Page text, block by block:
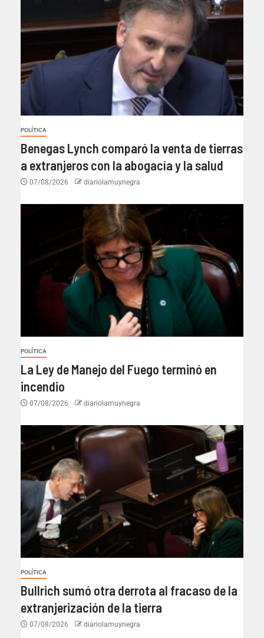
POLÍTICA
Benegas Lynch comparó la venta de tierras
a extranjeros con la abogacía y la salud
07/08/2026 diariolamuynegra
POLÍTICA
La Ley de Manejo del Fuego terminó en
incendio
07/08/2026 diariolamuynegra
POLÍTICA
Bullrich sumó otra derrota al fracaso de la
extranjerización de la tierra
07/08/2026 diariolamuynegra